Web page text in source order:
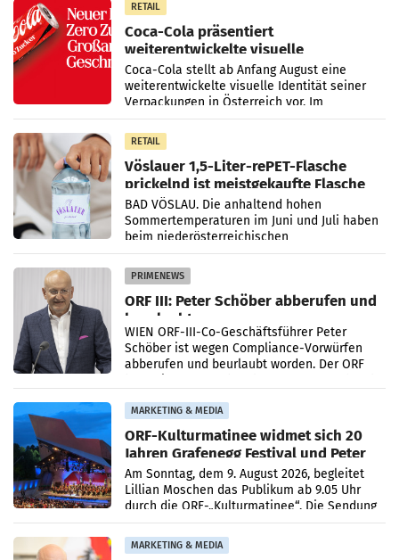
RETAIL
Coca-Cola präsentiert
weiterentwickelte visuelle
Markenidentität
Coca-Cola stellt ab Anfang August eine
weiterentwickelte visuelle Identität seiner
Verpackungen in Österreich vor. Im
Mittelpunkt des Redesigns stehen zentrale
Gestaltungselemente
RETAIL
Vöslauer 1,5-Liter-rePET-Flasche
prickelnd ist meistgekaufte Flasche
Österreichs
BAD VÖSLAU. Die anhaltend hohen
Sommertemperaturen im Juni und Juli haben
beim niederösterreichischen
Getränkehersteller Vöslauer zu deutlichen
Absatzzuwächsen geführt. Während
PRIMENEWS
ORF III: Peter Schöber abberufen und
beurlaubt
WIEN ORF-III-Co-Geschäftsführer Peter
Schöber ist wegen Compliance-Vorwürfen
abberufen und beurlaubt worden. Der ORF
MARKETING & MEDIA
ORF-Kulturmatinee widmet sich 20
Jahren Grafenegg Festival und Peter
Simonischek
Am Sonntag, dem 9. August 2026, begleitet
Lillian Moschen das Publikum ab 9.05 Uhr
durch die ORF-„Kulturmatinee“. Die Sendung
startet mit der Dokumentation „20 Jahre
Grafenegg
MARKETING & MEDIA